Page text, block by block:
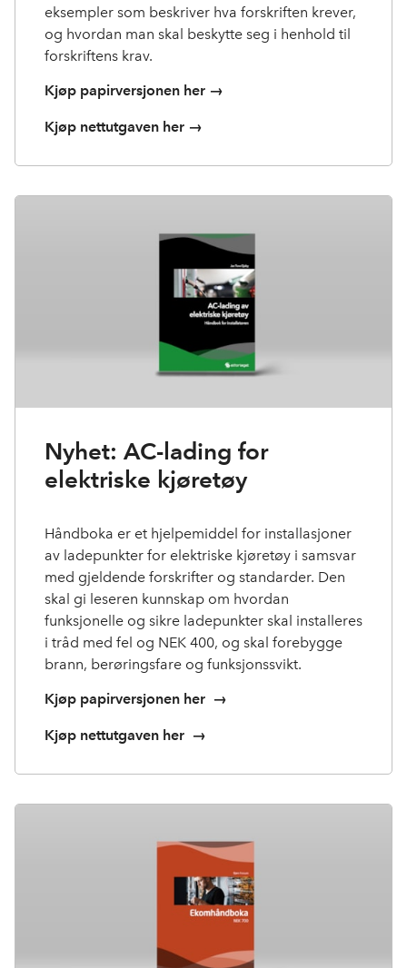
eksempler som beskriver hva forskriften krever,
og hvordan man skal beskytte seg i henhold til
forskriftens krav.
Kjøp papirversjonen her →
Kjøp nettutgaven her →
Nyhet: AC-lading for
elektriske kjøretøy
Håndboka er et hjelpemiddel for installasjoner
av ladepunkter for elektriske kjøretøy i samsvar
med gjeldende forskrifter og standarder. Den
skal gi leseren kunnskap om hvordan
funksjonelle og sikre ladepunkter skal installeres
i tråd med fel og NEK 400, og skal forebygge
brann, berøringsfare og funksjonssvikt.
Kjøp papirversjonen her →
Kjøp nettutgaven her →